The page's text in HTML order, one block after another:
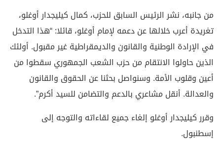
من جانبه، نشر الرئيس السابق للحزب، كمال كيليجدار أوغلو،
تغريدة أعرب خلالها عن دعمه لإمام أوغلو، قائلا: “هذا التدخل
في الإرادة الوطنية والقانون والديمقراطية غير مقبول. أولئك
الذين حاولوا الانتقام من حزب الشعب الجمهوري سقطوا من
أعين وقلوب الأمة. وسنواصل بحثنا عن الحقوق والقانون
والعدالة. أنقل مشاعري بالدعم والتضامن للسيد أكرم”.
وقرر كيليجدار أوغلو إلغاء جميع لقاءاته والتوجه إلى
إسطنبول.